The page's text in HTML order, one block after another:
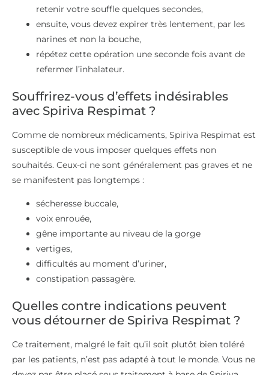
retenir votre souffle quelques secondes,
ensuite, vous devez expirer très lentement, par les
narines et non la bouche,
répétez cette opération une seconde fois avant de
refermer l’inhalateur.
Souffrirez-vous d’effets indésirables
avec Spiriva Respimat ?
Comme de nombreux médicaments, Spiriva Respimat est
susceptible de vous imposer quelques effets non
souhaités. Ceux-ci ne sont généralement pas graves et ne
se manifestent pas longtemps :
sécheresse buccale,
voix enrouée,
gêne importante au niveau de la gorge
vertiges,
difficultés au moment d’uriner,
constipation passagère.
Quelles contre indications peuvent
vous détourner de Spiriva Respimat ?
Ce traitement, malgré le fait qu’il soit plutôt bien toléré
par les patients, n’est pas adapté à tout le monde. Vous ne